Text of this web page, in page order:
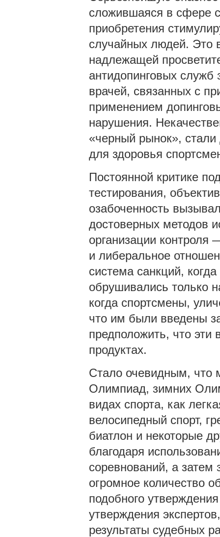
сложившаяся в сфере
приобретения
случайных людей. Это
надлежащей
антидопинговых служб
врачей, связанных с
применением
нарушения.
«черный рынок»,
для здоровья
Постоянной критике
тестирования,
озабоченность
достоверных методов
организации контроля
и либеральное
система санкций,
обрушивались только
когда спортсмены,
что им были введены
предположить, что эти
продуктах.
Стало очевидным, что
Олимпиад, зимних
видах спорта, как
велосипедный спорт,
биатлон и некоторые
благодаря
соревнований, а
огромное количество
подобного
утверждения
результаты судебных